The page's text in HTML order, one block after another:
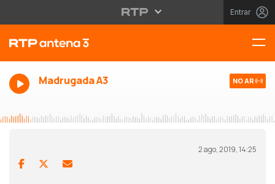
Entrar
Madrugada A3 NO AR
2 ago, 2019, 14:25